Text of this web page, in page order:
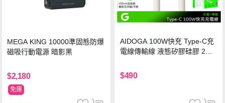
MEGA KING 10000準固態防爆
磁吸行動電源 暗影黑
$2,180
免運
AIDOGA 100W快充 Type-C充
電線傳輸線 液態矽膠硅膠 2M
$490